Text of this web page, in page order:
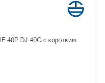
40P DJ-40G с коротким